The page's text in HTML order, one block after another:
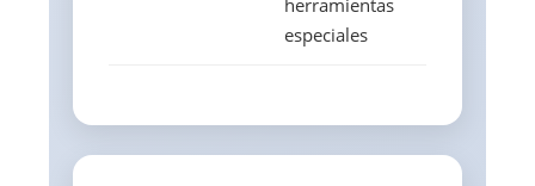
especiales